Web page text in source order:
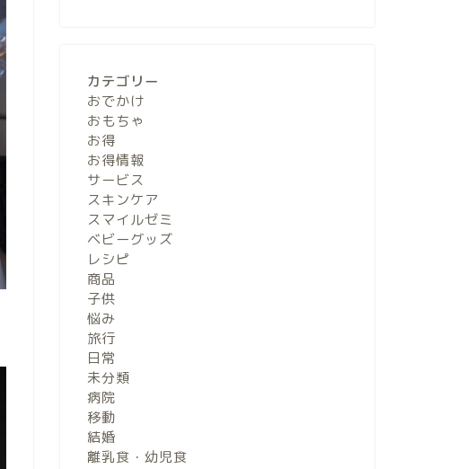
カテゴリー
おでかけ
おもちゃ
お得
お得情報
サービス
スキンケア
スマイルゼミ
ベビーグッズ
レシピ
商品
子供
悩み
旅行
日常
未分類
病院
移動
結婚
離乳食・幼児食